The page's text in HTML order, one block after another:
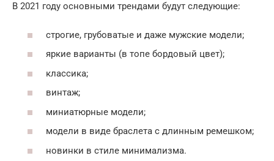
В 2021 году основными трендами будут следующие:
строгие, грубоватые и даже мужские модели;
яркие варианты (в топе бордовый цвет);
классика;
винтаж;
миниатюрные модели;
модели в виде браслета с длинным ремешком;
новинки в стиле минимализма.